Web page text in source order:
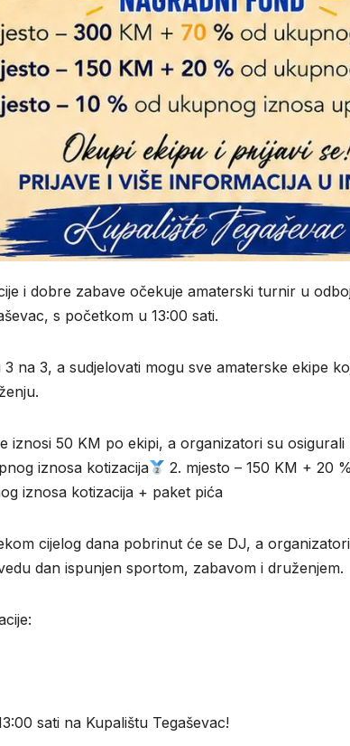
i dobre zabave očekuje amaterski turnir u
s početkom u 13:00 sati.
na 3, a sudjelovati mogu sve amaterske ekipe
iznosi 50 KM po ekipi, a organizatori su
iznosa kotizacija
2. mjesto – 150 KM + 20
iznosa kotizacija + paket pića
cijelog dana pobrinut će se DJ, a
dan ispunjen sportom, zabavom i druženjem.
sati na Kupalištu Tegaševac!